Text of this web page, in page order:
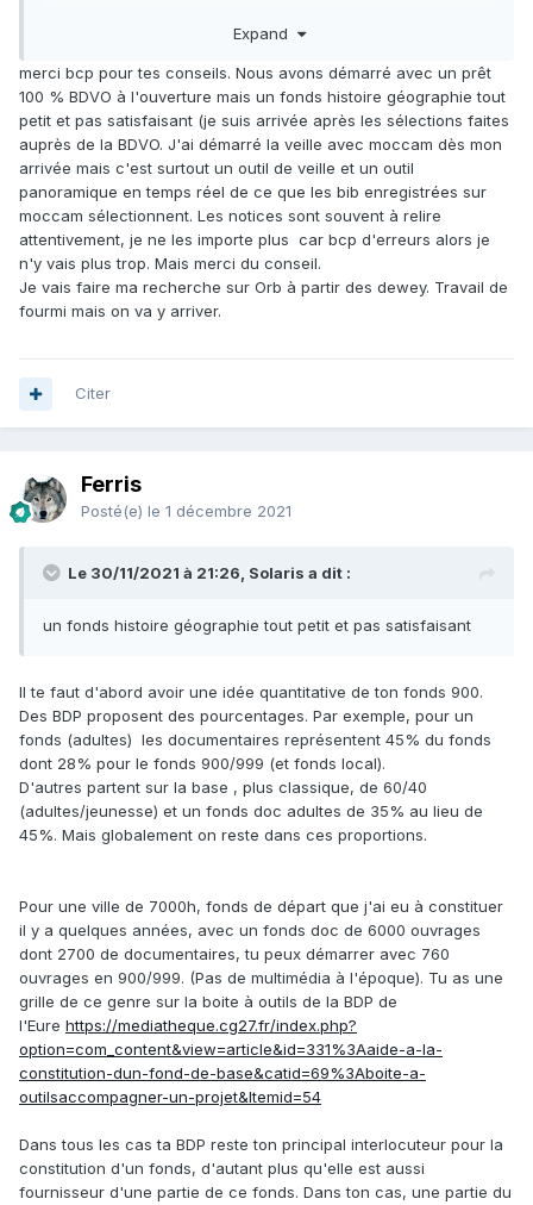
Pour le fonds de base, demande à ta BDP (ou regarde leur
catalogue).
D'abord sur ce qu'ils peuvent te prêter (ce qui te permettra
d'emprunter les titres et de les tester auprès de ton public)
Ensuite, ils peuvent t'orienter vers le type de fonds
classique ou de base.
A défaut, regarde les catalogues dequelques grosses
bibliothèques
Exemple, celui de Limoges
advsearch=1&idx=kw&q=histoire&op=and&idx=callnum&q=9
En passant par la
le sujet:histoire
fourchette. (2019-2021)
public grosse ville, mais tu auras surtout les collections et
Bonne recherches à toi.
Expand
merci bcp pour tes conseils. Nous avons démarré avec un prêt
100 % BDVO à l'ouverture mais un fonds histoire géographie tout
petit et pas satisfaisant (je suis arrivée après les sélections faites
auprès de la BDVO. J'ai démarré la veille avec moccam dès mon
arrivée mais c'est surtout un outil de veille et un outil
panoramique en temps réel de ce que les bib enregistrées sur
moccam sélectionnent. Les notices sont souvent à relire
attentivement, je ne les importe plus car bcp d'erreurs alors je
n'y vais plus trop. Mais merci du conseil.
Je vais faire ma recherche sur Orb à partir des dewey. Travail de
fourmi mais on va y arriver.
Citer
Ferris
Posté(e) le 1 décembre 2021
Le 30/11/2021 à 21:26, Solaris a dit :
un fonds histoire géographie tout petit et pas satisfaisant
Il te faut d'abord avoir une idée quantitative de ton fonds 900.
Des BDP proposent des pourcentages. Par exemple, pour un
fonds (adultes) les documentaires représentent 45% du fonds
dont 28% pour le fonds 900/999 (et fonds local).
D'autres partent sur la base , plus classique, de 60/40
(adultes/jeunesse) et un fonds doc adultes de 35% au lieu de
45%. Mais globalement on reste dans ces proportions.
Pour une ville de 7000h, fonds de départ que j'ai eu à constituer
il y a quelques années, avec un fonds doc de 6000 ouvrages
dont 2700 de documentaires, tu peux démarrer avec 760
ouvrages en 900/999. (Pas de multimédia à l'époque). Tu as une
grille de ce genre sur la boite à outils de la BDP de
l'Eure https://mediatheque.cg27.fr/index.php?
option=com_content&view=article&id=331%3Aaide-a-la-
constitution-dun-fond-de-base&catid=69%3Aboite-a-
outilsaccompagner-un-projet&Itemid=54
Dans tous les cas ta BDP reste ton principal interlocuteur pour la
constitution d'un fonds, d'autant plus qu'elle est aussi
fournisseur d'une partie de ce fonds. Dans ton cas, une partie du